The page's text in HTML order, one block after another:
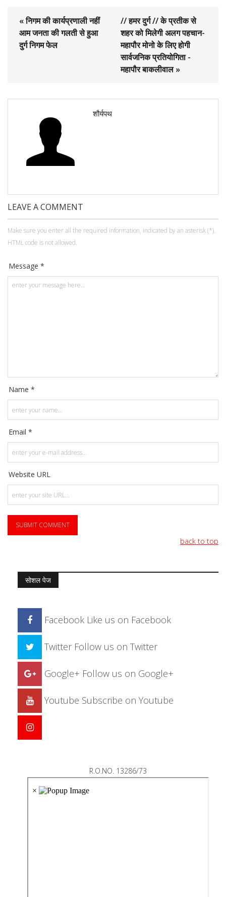
« निगम की कार्यप्रणाली नहीं
आम जनता की गलती से हुआ
दुर्ग निगम फेल
// हमर दुर्ग // के प्रतीक से
शहर को मिलेगी अलग पहचान-
महापौर मोनो के लिए होगी
सार्वजनिक प्रतियोगिता -
महापौर बाकलीवाल »
शौर्यपथ
LEAVE A COMMENT
Make sure you enter all the required information, indicated by an asterisk (*).
HTML code is not allowed.
Message *
Name *
Email *
Website URL
back to top
सोशल पेज
Facebook Like us on Facebook
Twitter Follow us on Twitter
Google+ Follow us on Google+
Youtube Subscribe on Youtube
R.O.NO. 13286/73